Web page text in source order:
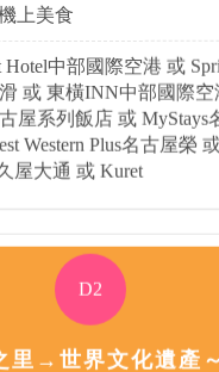
上美食
Hotel中部國際空港 或
或 東橫INN中部國際空
屋系列飯店 或 MyStays
Western Plus名古屋榮
屋大通 或 Kuret
D2
里→世界文化遺產